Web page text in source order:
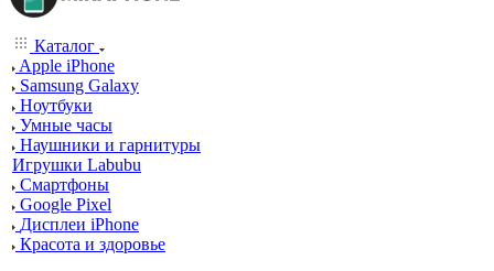
Каталог
Apple iPhone
Samsung Galaxy
Ноутбуки
Умные часы
Наушники и гарнитуры
Игрушки Labubu
Смартфоны
Google Pixel
Дисплеи iPhone
Красота и здоровье